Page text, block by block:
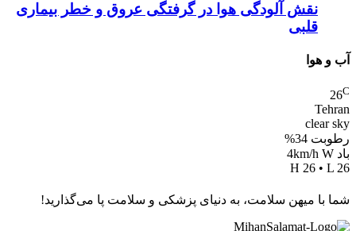
نقش آلودگی هوا در گرفتگی عروق و خطر بیماری
قلبی
آب و هوا
26C
Tehran
clear sky
رطوبت 34%
باد 4km/h W
H 26 • L 26
شما با میهن سلامت، به دنیای پزشکی و سلامت پا می‌گذارید!